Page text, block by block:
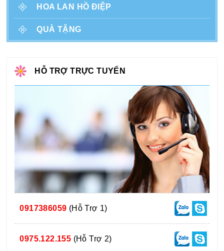
HOA LAN HỒ ĐIỆP
QUÀ TẶNG
HỖ TRỢ TRỰC TUYẾN
0917386059 (Hỗ Trợ 1)
0975.122.155 (Hỗ Trợ 2)